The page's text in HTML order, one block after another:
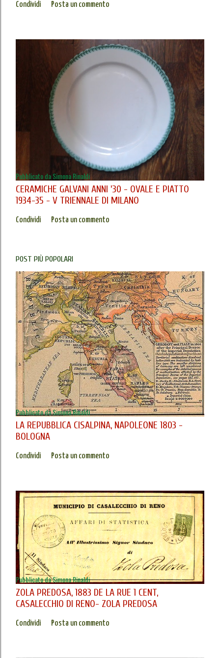
Condividi Posta un commento
Pubblicato daSimona Rinaldi
CERAMICHE GALVANI ANNI '30 - OVALE E PIATTO
1934-35 - V TRIENNALE DI MILANO
Condividi Posta un commento
POST PIÙ POPOLARI
Pubblicato daSimona Rinaldi
LA REPUBBLICA CISALPINA, NAPOLEONE 1803 -
BOLOGNA
Condividi Posta un commento
Pubblicato daSimona Rinaldi
ZOLA PREDOSA, 1883 DE LA RUE 1 CENT,
CASALECCHIO DI RENO- ZOLA PREDOSA
Condividi Posta un commento